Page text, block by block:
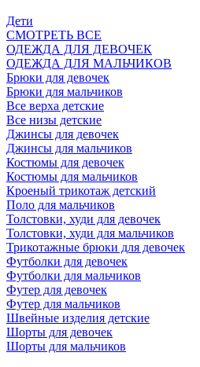
Дети
СМОТРЕТЬ ВСЕ
ОДЕЖДА ДЛЯ ДЕВОЧЕК
ОДЕЖДА ДЛЯ МАЛЬЧИКОВ
Брюки для девочек
Брюки для мальчиков
Все верха детские
Все низы детские
Джинсы для девочек
Джинсы для мальчиков
Костюмы для девочек
Костюмы для мальчиков
Кроеный трикотаж детский
Поло для мальчиков
Толстовки, худи для девочек
Толстовки, худи для мальчиков
Трикотажные брюки для девочек
Футболки для девочек
Футболки для мальчиков
Футер для девочек
Футер для мальчиков
Швейные изделия детские
Шорты для девочек
Шорты для мальчиков